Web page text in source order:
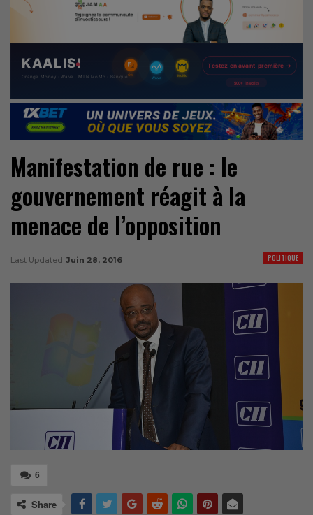
Manifestation de rue : le
gouvernement réagit à la
menace de l’opposition
POLITIQUE
Last Updated Juin 28, 2016
6
Share